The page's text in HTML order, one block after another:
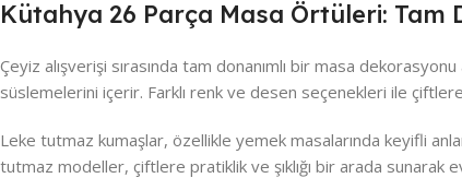
Kütahya 26 Parça Masa Örtüleri: Tam
Çeyiz alışverişi sırasında tam donanımlı bir masa
süslemelerini içerir. Farklı renk ve desen seçenekleri ile
Leke tutmaz kumaşlar, özellikle yemek masalarında keyifli
tutmaz modeller, çiftlere pratiklik ve şıklığı bir arada sunarak